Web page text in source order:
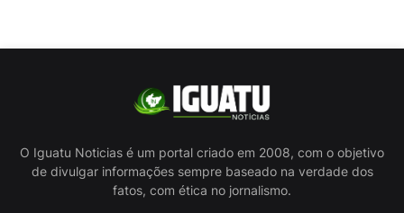
O Iguatu Noticias é um portal criado em 2008, com o objetivo
de divulgar informações sempre baseado na verdade dos
fatos, com ética no jornalismo.